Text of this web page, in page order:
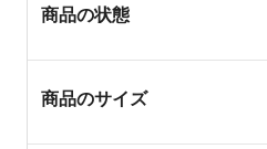
商品の状態
商品のサイズ